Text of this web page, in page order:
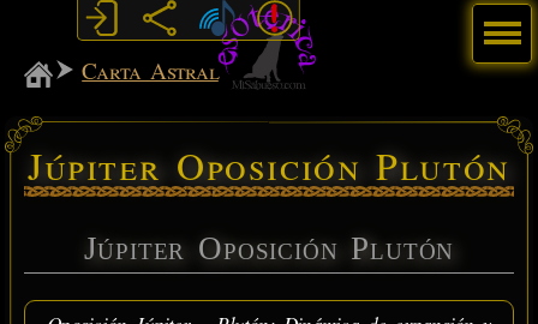
MiSabueso
Carta Astral
Júpiter Oposición Plutón
Júpiter Oposición Plutón
Menú